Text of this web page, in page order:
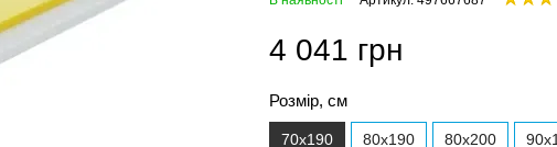
4 041 грн
Розмір, см
70x190 80x190 80x200